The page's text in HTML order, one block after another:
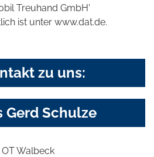
Treuhand GmbH'
ist unter www.dat.de.
zu uns:
Gerd Schulze
Walbeck